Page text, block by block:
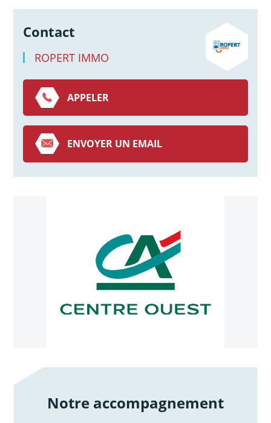
Contact
ROPERT IMMO
APPELER
ENVOYER UN EMAIL
Notre accompagnement